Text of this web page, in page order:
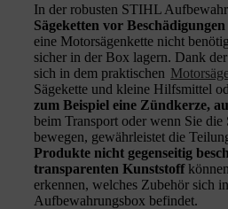
In der robusten STIHL
Sägeketten vor
eine Motorsägenkette nicht
sicher in der Box lagern. Dank der
sich in dem praktischen
Sägekette und kleine Hilfsmittel
zum Beispiel eine Zündkerze,
beim Transport oder wenn Sie die
bewegen, gewährleistet die
Produkte nicht gegenseitig
transparenten Kunststoff
erkennen, welches Zubehör sich
Aufbewahrungsbox befindet.